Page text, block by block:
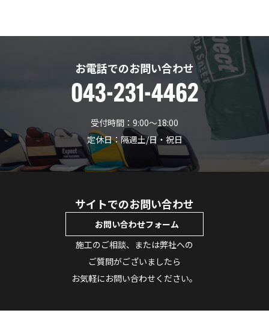
お電話でのお問い合わせ
043-231-4462
受付時間：9:00〜18:00
定休日：隔週土/日・祝日
サイトでのお問い合わせ
お問い合わせフォーム
施工のご相談、または弊社への
ご質問がございましたら
お気軽にお問い合わせください。